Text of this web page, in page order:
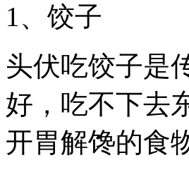
1、饺子
头伏吃饺子是
好，吃不下去
开胃解馋的食